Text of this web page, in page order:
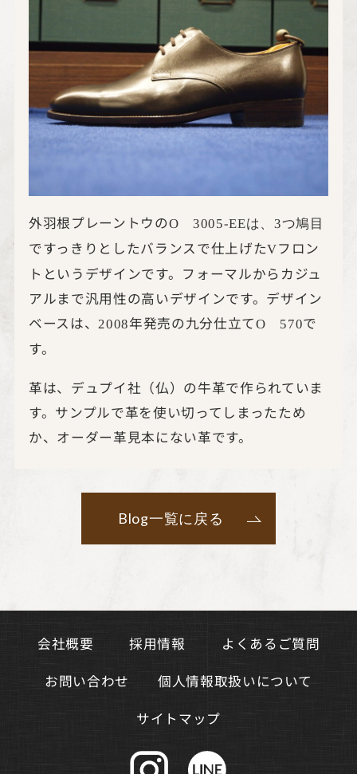
外羽根プレーントウのO 3005-EEは、 3つ鳩目
ですっきりとしたバランスで仕上げたVフロン
トというデザインです。フォーマルからカジュ
アルまで汎用性の高いデザインです。デザイン
ベースは、2008年発売の九分仕立てO 570で
す。
革は、デュプイ社（仏）の牛革で作られていま
す。サンプルで革を使い切ってしまったため
か、オーダー革見本にない革です。
Blog一覧に戻る
会社概要 採用情報 よくあるご質問
お問い合わせ 個人情報取扱いについて
サイトマップ